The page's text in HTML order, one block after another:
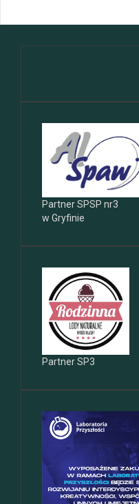
Partner SPSP nr3
w Gryfinie
Partner SP3